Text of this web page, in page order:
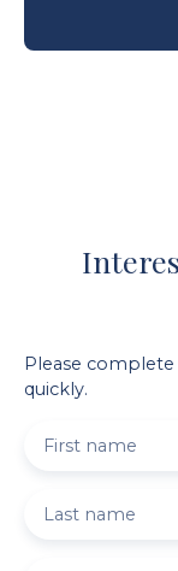
Please
quickly.
First name
Last name